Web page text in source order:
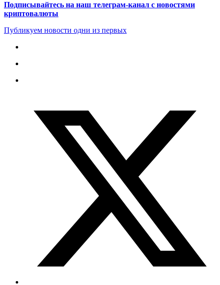
Подписывайтесь на наш телеграм-канал с новостями
криптовалюты
Публикуем новости одни из первых